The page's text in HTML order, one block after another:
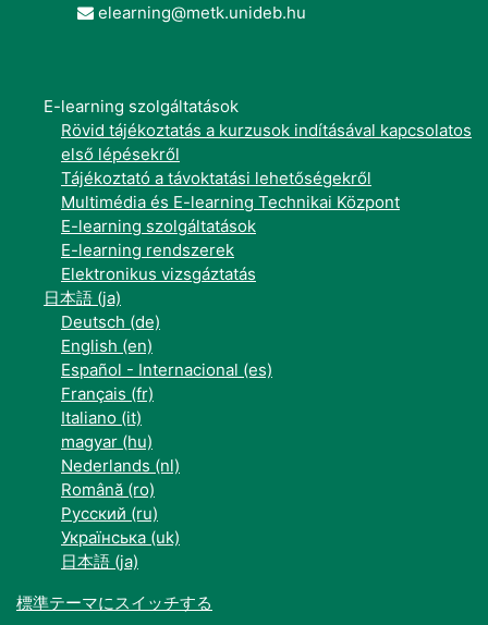
elearning@metk.unideb.hu
E-learning szolgáltatások
Rövid tájékoztatás a kurzusok indításával kapcsolatos
első lépésekről
Tájékoztató a távoktatási lehetőségekről
Multimédia és E-learning Technikai Központ
E-learning szolgáltatások
E-learning rendszerek
Elektronikus vizsgáztatás
日本語 ‎(ja)‎
Deutsch ‎(de)‎
English ‎(en)‎
Español - Internacional ‎(es)‎
Français ‎(fr)‎
Italiano ‎(it)‎
magyar ‎(hu)‎
Nederlands ‎(nl)‎
Română ‎(ro)‎
Русский ‎(ru)‎
Українська ‎(uk)‎
日本語 ‎(ja)‎
標準テーマにスイッチする